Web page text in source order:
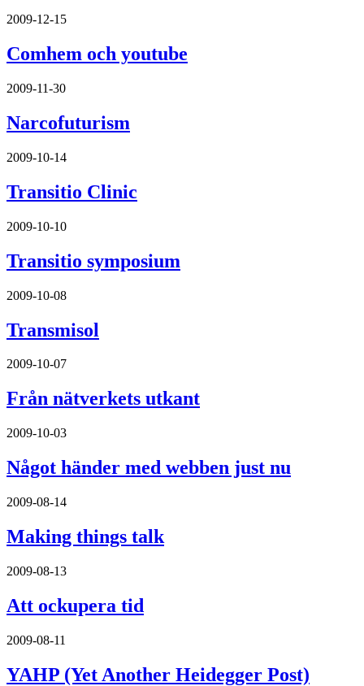
2009-12-15
Comhem och youtube
2009-11-30
Narcofuturism
2009-10-14
Transitio Clinic
2009-10-10
Transitio symposium
2009-10-08
Transmisol
2009-10-07
Från nätverkets utkant
2009-10-03
Något händer med webben just nu
2009-08-14
Making things talk
2009-08-13
Att ockupera tid
2009-08-11
YAHP (Yet Another Heidegger Post)